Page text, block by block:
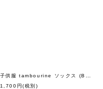
[mina perhonen petit]
1,700 円(税別)